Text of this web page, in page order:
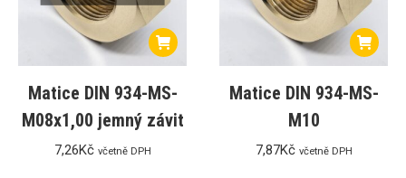
Matice DIN 934-MS-
M08x1,00 jemný závit
7,26Kč včetně DPH
Matice DIN 934-MS-
M10
7,87Kč včetně DPH